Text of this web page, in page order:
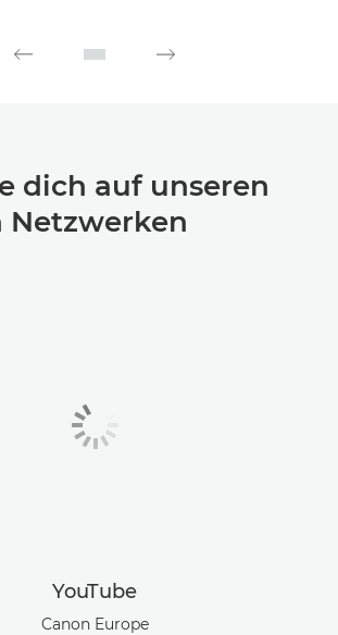
dich auf unseren
Netzwerken
YouTube
Canon Europe